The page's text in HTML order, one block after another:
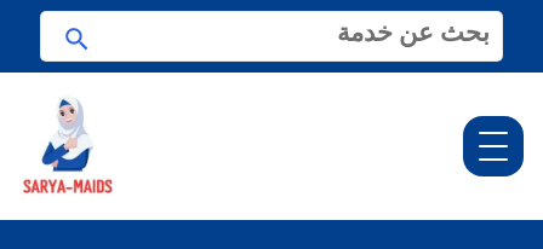
ل
ب
ث
ع
ن
ب
ح
ث